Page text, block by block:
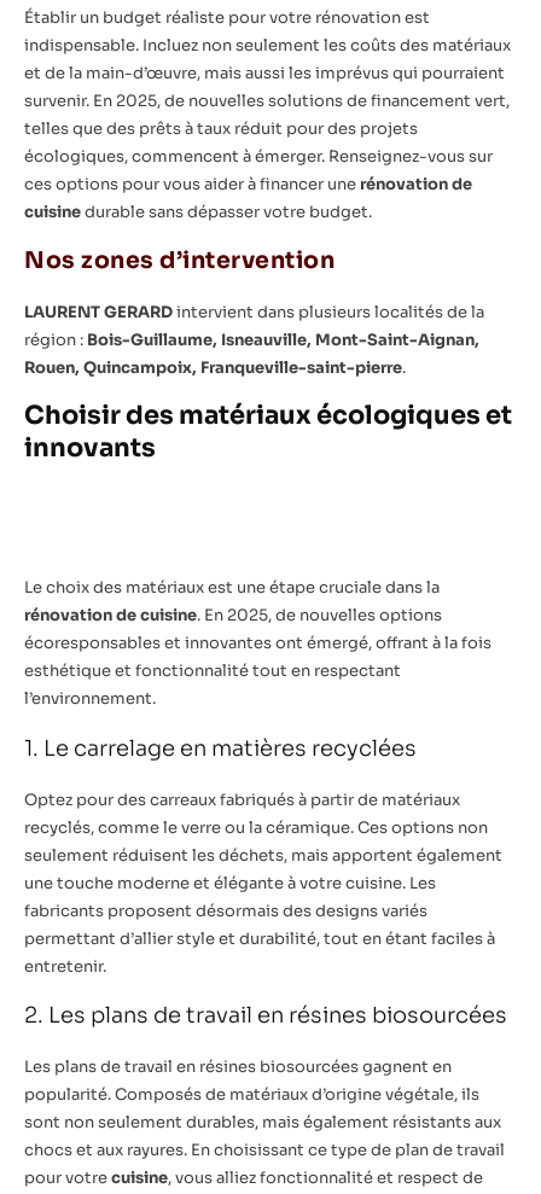
Établir un budget réaliste pour votre rénovation est
indispensable. Incluez non seulement les coûts des matériaux
et de la main-d’œuvre, mais aussi les imprévus qui pourraient
survenir. En 2025, de nouvelles solutions de financement vert,
telles que des prêts à taux réduit pour des projets
écologiques, commencent à émerger. Renseignez-vous sur
ces options pour vous aider à financer une rénovation de
cuisinedurable sans dépasser votre budget.
Nos zones d’intervention
LAURENT GERARDintervient dans plusieurs localités de la
région : Bois-Guillaume, Isneauville, Mont-Saint-Aignan,
Rouen, Quincampoix, Franqueville-saint-pierre.
Choisir des matériaux écologiques et
innovants
Le choix des matériaux est une étape cruciale dans la
rénovation de cuisine. En 2025, de nouvelles options
écoresponsables et innovantes ont émergé, offrant à la fois
esthétique et fonctionnalité tout en respectant
l’environnement.
1. Le carrelage en matières recyclées
Optez pour des carreaux fabriqués à partir de matériaux
recyclés, comme le verre ou la céramique. Ces options non
seulement réduisent les déchets, mais apportent également
une touche moderne et élégante à votre cuisine. Les
fabricants proposent désormais des designs variés
permettant d’allier style et durabilité, tout en étant faciles à
entretenir.
2. Les plans de travail en résines biosourcées
Les plans de travail en résines biosourcées gagnent en
popularité. Composés de matériaux d’origine végétale, ils
sont non seulement durables, mais également résistants aux
chocs et aux rayures. En choisissant ce type de plan de travail
pour votrecuisine, vous alliez fonctionnalité et respect de